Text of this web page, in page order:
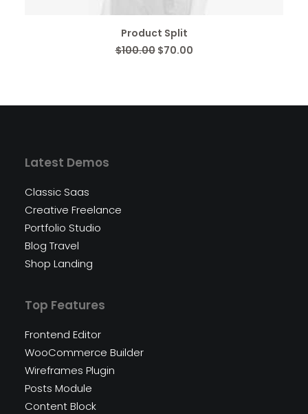
IN DEN WARENKORB
Product Split
$100.00 Ursprünglicher
$70.00Aktueller
Latest Demos
Classic Saas
Creative Freelance
Portfolio Studio
Blog Travel
Shop Landing
Top Features
Frontend Editor
WooCommerce Builder
Wireframes Plugin
Posts Module
Content Block